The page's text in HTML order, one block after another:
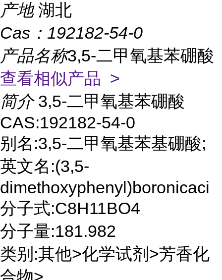
产地 湖北
Cas： 192182-54-0
产品名称3,5-二甲氧基苯硼酸
查看相似产品 >
简介 3,5-二甲氧基苯硼酸
CAS:192182-54-0
别名:3,5-二甲氧基苯基硼酸;
英文名:(3,5-
dimethoxyphenyl)boronicaci
分子式:C8H11BO4
分子量:181.982
类别:其他>化学试剂>芳香化